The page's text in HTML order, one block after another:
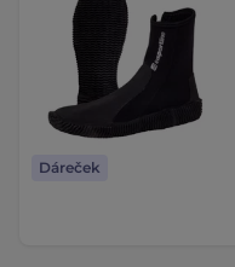
Dáreček